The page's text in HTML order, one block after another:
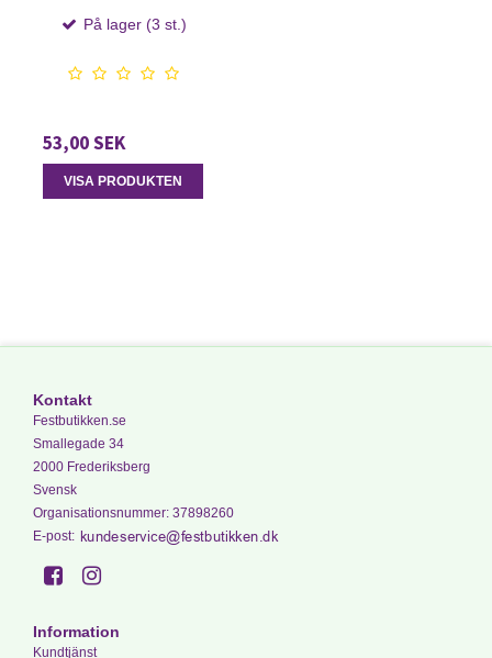
På lager (3 st.)
53,00 SEK
VISA PRODUKTEN
Kontakt
Festbutikken.se
Smallegade 34
2000 Frederiksberg
Svensk
Organisationsnummer: 37898260
E-post:
Information
Kundtjänst